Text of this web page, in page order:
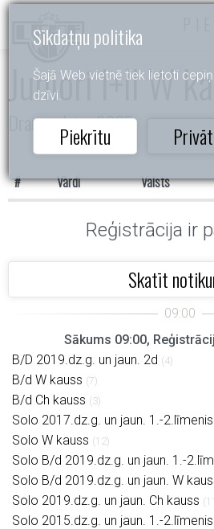
Sīkdatņu politika
Šajā Web vietnē tiek lietoti
dzīvi.
Piekrītu
Juniori I+II W
Draugu dejas 2025
# Vārdi Valsts
Reģistrācija ir
Skatīt
Sākums 09:00,
B/D 2019.dz.g. un jaun. 2d (4)
B/d W kauss (7)
B/d Ch kauss (3)
Solo 2017.dz.g. un jaun. 1.-
Solo W kauss (12)
Solo B/d 2019.dz.g. un jaun. 1.-
Solo B/d 2019.dz.g. un jaun. W
Solo 2019.dz.g. un jaun. Ch kauss
Solo 2015.dz.g. un jaun. 1.-